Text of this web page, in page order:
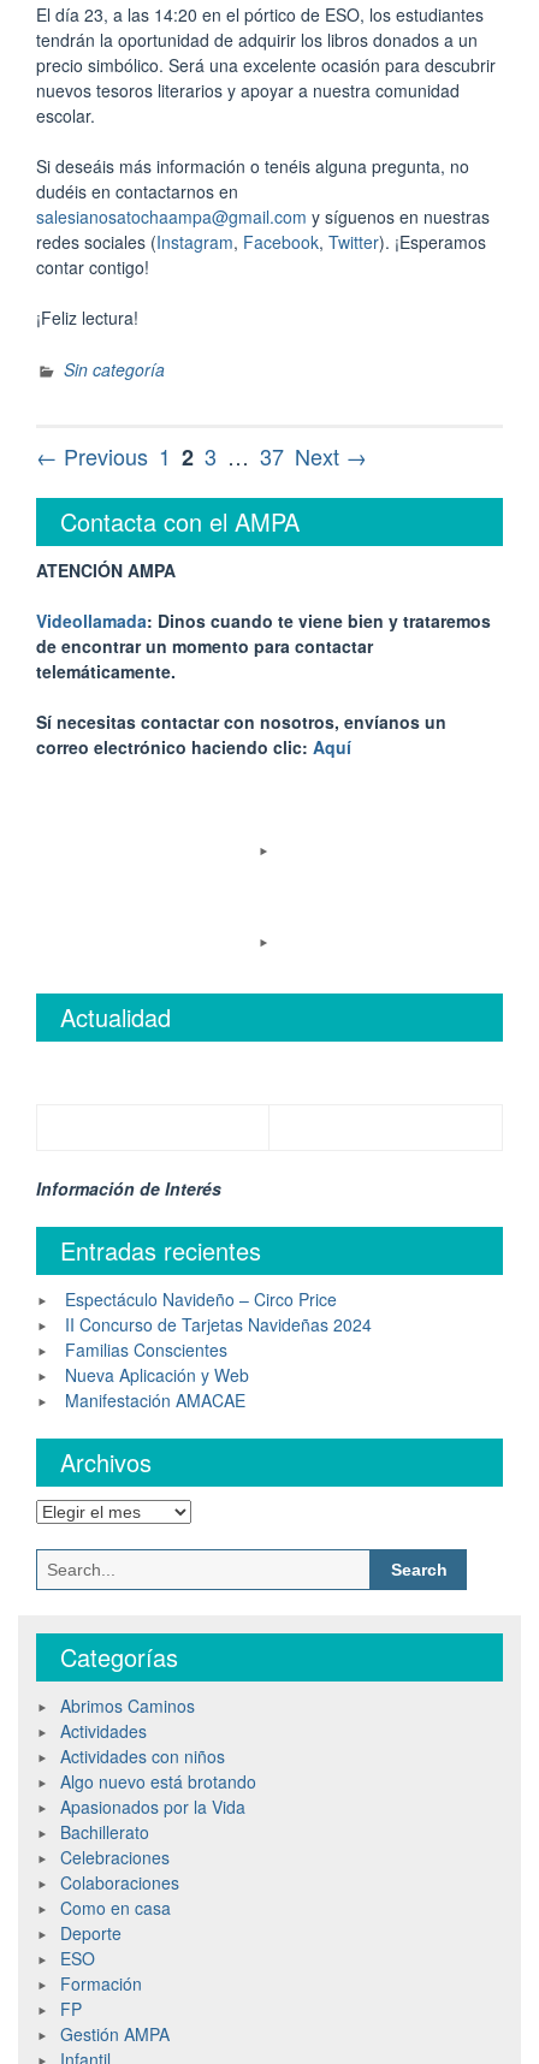
El día 23, a las 14:20 en el pórtico de ESO, los estudiantes
tendrán la oportunidad de adquirir los libros donados a un
precio simbólico. Será una excelente ocasión para descubrir
nuevos tesoros literarios y apoyar a nuestra comunidad
escolar.
Si deseáis más información o tenéis alguna pregunta, no
dudéis en contactarnos en
salesianosatochaampa@gmail.com y síguenos en nuestras
redes sociales (Instagram, Facebook, Twitter). ¡Esperamos
contar contigo!
¡Feliz lectura!
Sin categoría
← Previous 1 2 3 … 37 Next →
Contacta con el AMPA
ATENCIÓN AMPA
Videollamada: Dinos cuando te viene bien y trataremos
de encontrar un momento para contactar
telemáticamente.
Sí necesitas contactar con nosotros, envíanos un
correo electrónico haciendo clic: Aquí
Actualidad
Información de Interés
Entradas recientes
Espectáculo Navideño – Circo Price
II Concurso de Tarjetas Navideñas 2024
Familias Conscientes
Nueva Aplicación y Web
Manifestación AMACAE
Archivos
Categorías
Abrimos Caminos
Actividades
Actividades con niños
Algo nuevo está brotando
Apasionados por la Vida
Bachillerato
Celebraciones
Colaboraciones
Como en casa
Deporte
ESO
Formación
FP
Gestión AMPA